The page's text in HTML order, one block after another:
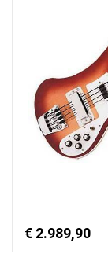
€ 2.989,90